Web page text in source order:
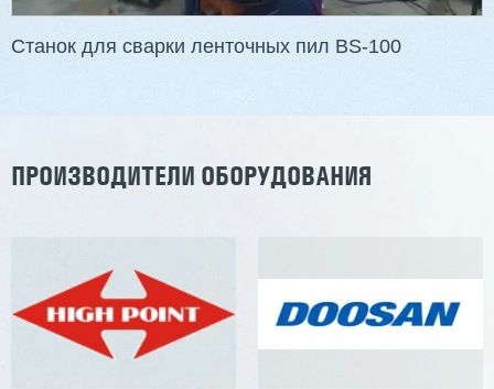
Узлы: 4 пилы, 2 фрезы
Станок для сварки ленточных пил BS-100
ПРОИЗВОДИТЕЛИ ОБОРУДОВАНИЯ